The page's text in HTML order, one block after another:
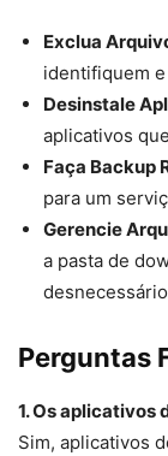
Exclua
identifiquem
Desinstale
aplicativos
Faça Backup
para um
Gerencie
a pasta de
Perguntas
1. Os aplicativos
Sim, aplicativos